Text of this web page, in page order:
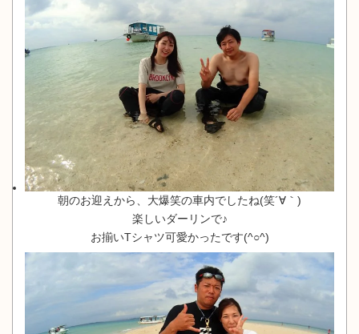
朝のお迎えから、大爆笑の車内でしたね(笑´∀｀)
楽しいダーリンで♪
お揃いTシャツ可愛かったです(^○^)